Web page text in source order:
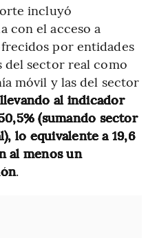
incluyó
con el acceso a
por entidades
del sector real como
móvil y las del sector
llevando al indicador
(sumando sector
lo equivalente a 19,6
al menos un
.